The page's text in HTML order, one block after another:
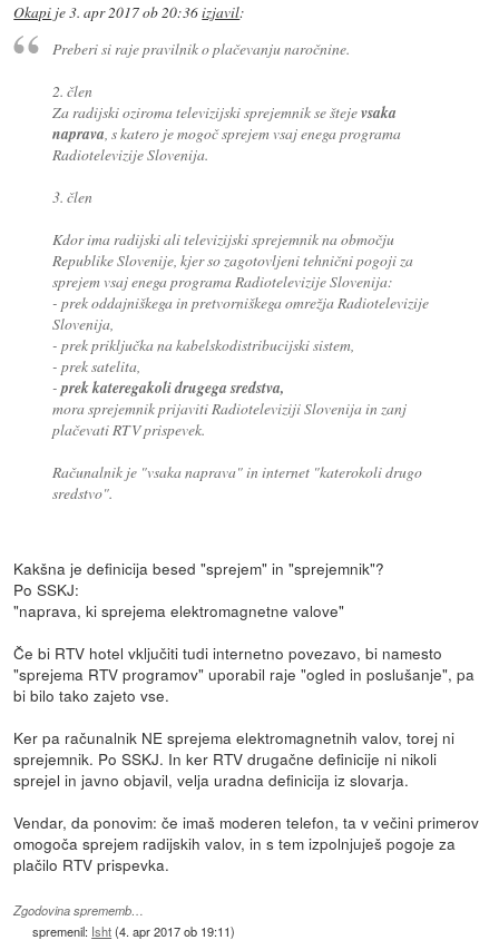
Okapi je3. apr 2017 ob 20:36izjavil:
Preberi si raje pravilnik o plačevanju naročnine.
2. člen
Za radijski oziroma televizijski sprejemnik se štejevsaka
naprava, s katero je mogoč sprejem vsaj enega programa
Radiotelevizije Slovenija.
3. člen
Kdor ima radijski ali televizijski sprejemnik na območju
Republike Slovenije, kjer so zagotovljeni tehnični pogoji za
sprejem vsaj enega programa Radiotelevizije Slovenija:
- prek oddajniškega in pretvorniškega omrežja Radiotelevizije
Slovenija,
- prek priključka na kabelskodistribucijski sistem,
- prek satelita,
-prek kateregakoli drugega sredstva,
mora sprejemnik prijaviti Radioteleviziji Slovenija in zanj
plačevati RTV prispevek.
Računalnik je "vsaka naprava" in internet "katerokoli drugo
sredstvo".
Kakšna je definicija besed "sprejem" in "sprejemnik"?
Po SSKJ:
"naprava, ki sprejema elektromagnetne valove"
Če bi RTV hotel vključiti tudi internetno povezavo, bi namesto
"sprejema RTV programov" uporabil raje "ogled in poslušanje", pa
bi bilo tako zajeto vse.
Ker pa računalnik NE sprejema elektromagnetnih valov, torej ni
sprejemnik. Po SSKJ. In ker RTV drugačne definicije ni nikoli
sprejel in javno objavil, velja uradna definicija iz slovarja.
Vendar, da ponovim: če imaš moderen telefon, ta v večini primerov
omogoča sprejem radijskih valov, in s tem izpolnjuješ pogoje za
plačilo RTV prispevka.
Zgodovina sprememb…
spremenil: Isht(4. apr 2017 ob 19:11)